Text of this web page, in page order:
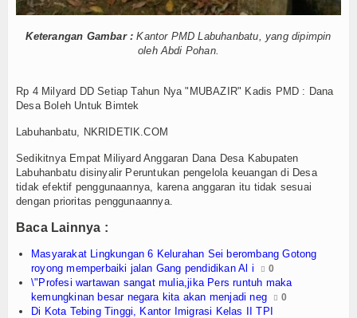
Keterangan Gambar : Kantor PMD Labuhanbatu, yang dipimpin
oleh Abdi Pohan.
Rp 4 Milyard DD Setiap Tahun Nya "MUBAZIR" Kadis PMD : Dana
Desa Boleh Untuk Bimtek
Labuhanbatu, NKRIDETIK.COM
Sedikitnya Empat Miliyard Anggaran Dana Desa Kabupaten
Labuhanbatu disinyalir Peruntukan pengelola keuangan di Desa
tidak efektif penggunaannya, karena anggaran itu tidak sesuai
dengan prioritas penggunaannya.
Baca Lainnya :
Masyarakat Lingkungan 6 Kelurahan Sei berombang Gotong
royong memperbaiki jalan Gang pendidikan Al i
0
\"Profesi wartawan sangat mulia,jika Pers runtuh maka
kemungkinan besar negara kita akan menjadi neg
0
Di Kota Tebing Tinggi, Kantor Imigrasi Kelas II TPI